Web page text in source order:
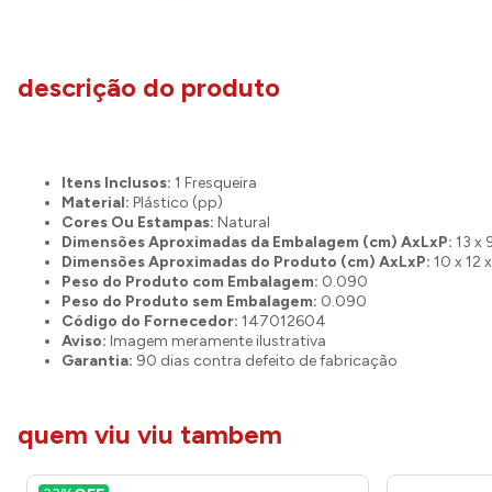
descrição do produto
Itens Inclusos: 1 Fresqueira
Material: Plástico (pp)
Cores Ou Estampas: Natural
Dimensões Aproximadas da Embalagem (cm) AxLxP: 13 x
Dimensões Aproximadas do Produto (cm) AxLxP: 10 x 12
Peso do Produto com Embalagem: 0.090
Peso do Produto sem Embalagem: 0.090
Código do Fornecedor: 147012604
Aviso: Imagem meramente ilustrativa
Garantia: 90 dias contra defeito de fabricação
quem viu viu tambem